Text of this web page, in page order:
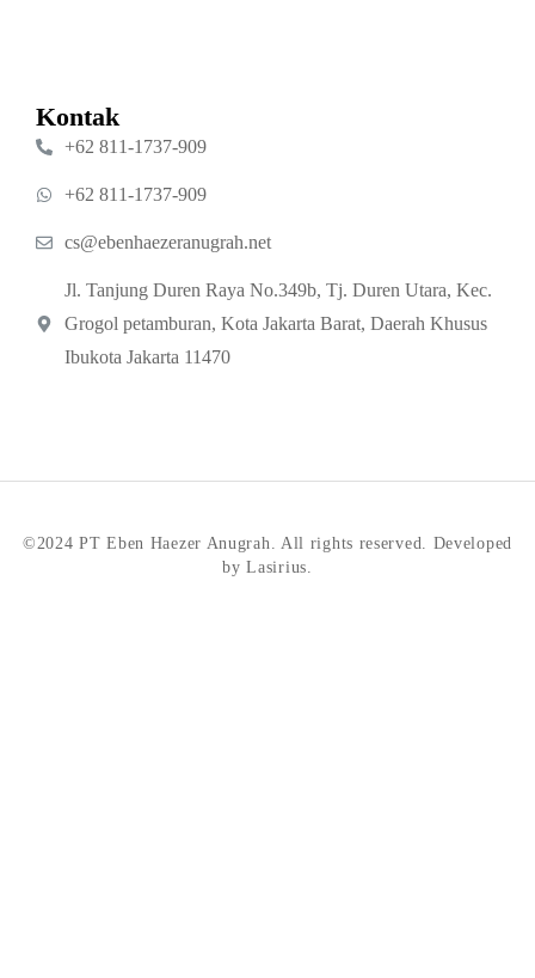
Kontak
‪+62 811‑1737‑909‬
‪+62 811‑1737‑909‬
cs@ebenhaezeranugrah.net
Jl. Tanjung Duren Raya No.349b, Tj. Duren Utara, Kec.
Grogol petamburan, Kota Jakarta Barat, Daerah Khusus
Ibukota Jakarta 11470
©2024 PT Eben Haezer Anugrah. All rights reserved. Developed
by Lasirius.